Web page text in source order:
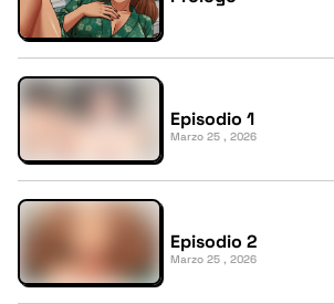
Episodio 1
Marzo 25 , 2026
Episodio 2
Marzo 25 , 2026